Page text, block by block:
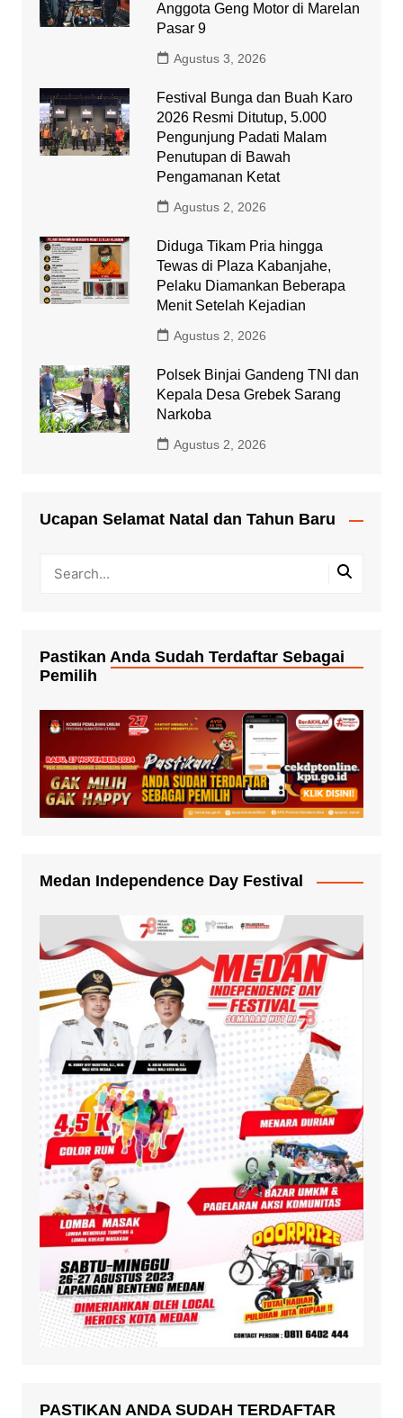
Anggota Geng Motor di Marelan
Pasar 9
Agustus 3, 2026
Festival Bunga dan Buah Karo
2026 Resmi Ditutup, 5.000
Pengunjung Padati Malam
Penutupan di Bawah
Pengamanan Ketat
Agustus 2, 2026
Diduga Tikam Pria hingga
Tewas di Plaza Kabanjahe,
Pelaku Diamankan Beberapa
Menit Setelah Kejadian
Agustus 2, 2026
Polsek Binjai Gandeng TNI dan
Kepala Desa Grebek Sarang
Narkoba
Agustus 2, 2026
Ucapan Selamat Natal dan Tahun Baru
Pastikan Anda Sudah Terdaftar Sebagai
Pemilih
Medan Independence Day Festival
PASTIKAN ANDA SUDAH TERDAFTAR